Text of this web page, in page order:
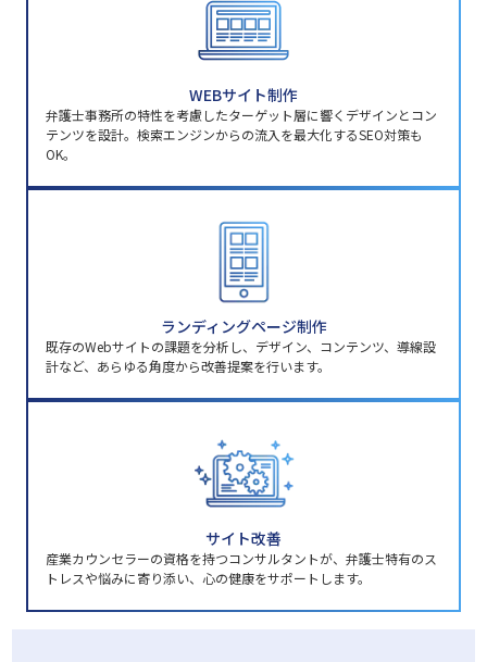
WEBサイト制作
弁護士事務所の特性を考慮したターゲット層に響くデザインとコン
テンツを設計。検索エンジンからの流入を最大化するSEO対策も
OK。
ランディングページ制作
既存のWebサイトの課題を分析し、デザイン、コンテンツ、導線設
計など、あらゆる角度から改善提案を行います。
サイト改善
産業カウンセラーの資格を持つコンサルタントが、弁護士特有のス
トレスや悩みに寄り添い、心の健康をサポートします。